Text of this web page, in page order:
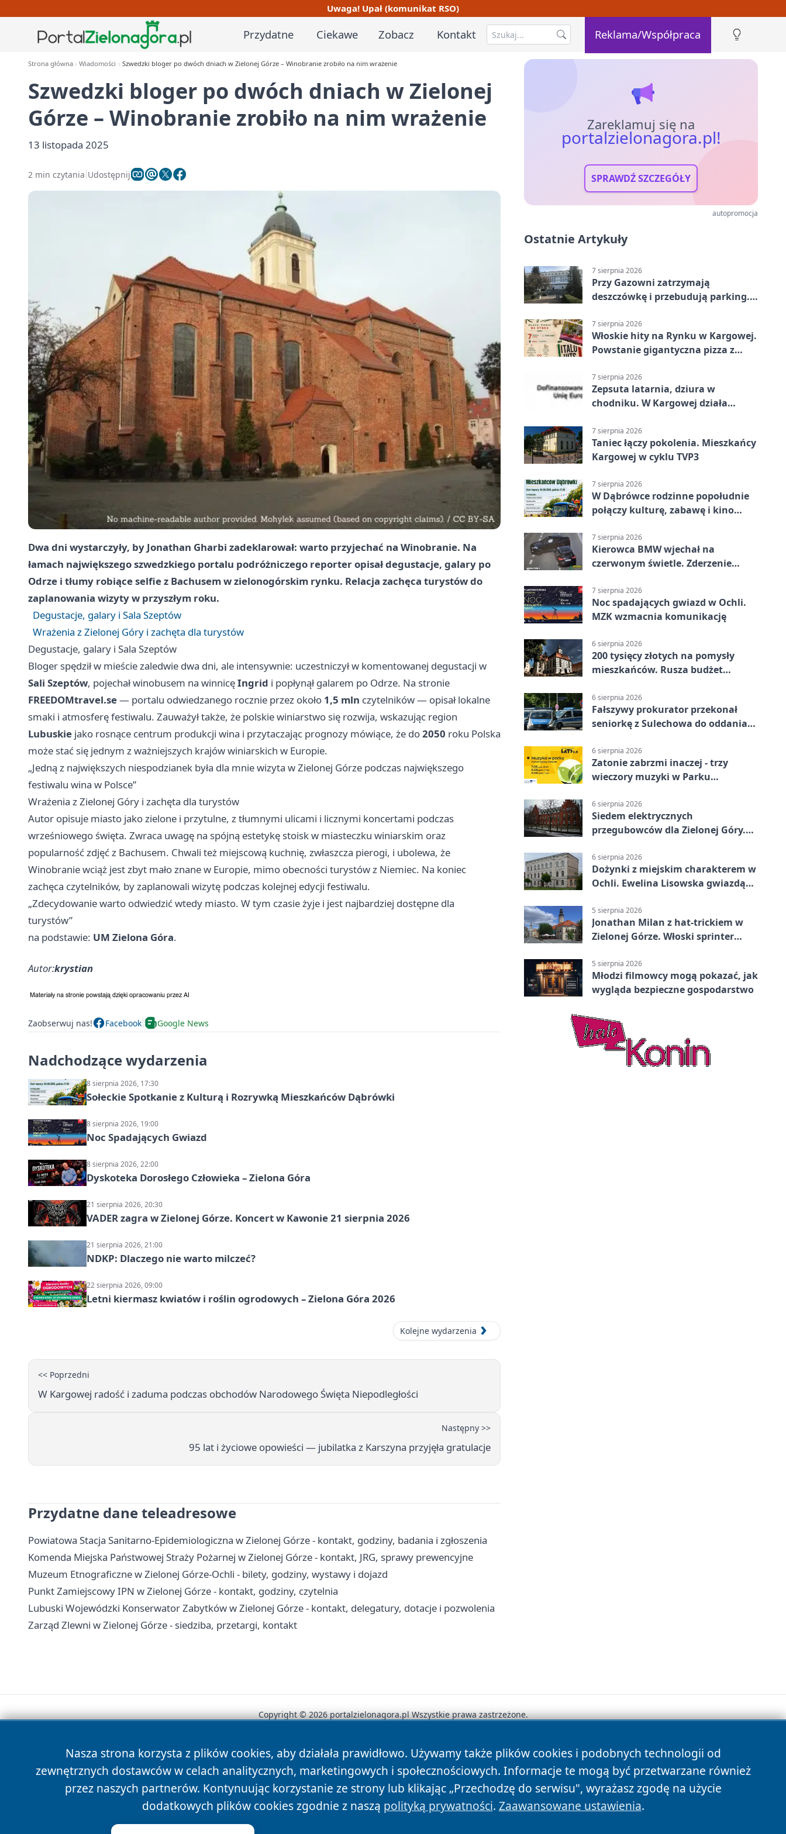
Uwaga! Upał (komunikat RSO)
Przydatne Ciekawe Zobacz Kontakt Reklama/Współpraca
Strona główna Wiadomości Szwedzki bloger po dwóch dniach w Zielonej Górze – Winobranie zrobiło na nim wrażenie
Szwedzki bloger po dwóch dniach w Zielonej
Górze – Winobranie zrobiło na nim wrażenie
13 listopada 2025
2 min czytania Udostępnij
Dwa dni wystarczyły, by Jonathan Gharbi zadeklarował: warto przyjechać na Winobranie. Na
łamach największego szwedzkiego portalu podróżniczego reporter opisał degustacje, galary po
Odrze i tłumy robiące selfie z Bachusem w zielonogórskim rynku. Relacja zachęca turystów do
zaplanowania wizyty w przyszłym roku.
Degustacje, galary i Sala Szeptów
Wrażenia z Zielonej Góry i zachęta dla turystów
Degustacje, galary i Sala Szeptów
Bloger spędził w mieście zaledwie dwa dni, ale intensywnie: uczestniczył w komentowanej degustacji w
Sali Szeptów, pojechał winobusem na winnicęIngrid i popłynął galarem po Odrze. Na stronie
FREEDOMtravel.se— portalu odwiedzanego rocznie przez około 1,5 mln czytelników — opisał lokalne
smaki i atmosferę festiwalu. Zauważył także, że polskie winiarstwo się rozwija, wskazując region
Lubuskie jako rosnące centrum produkcji wina i przytaczając prognozy mówiące, że do2050 roku Polska
może stać się jednym z ważniejszych krajów winiarskich w Europie.
„Jedną z największych niespodzianek była dla mnie wizyta w Zielonej Górze podczas największego
festiwalu wina w Polsce”
Wrażenia z Zielonej Góry i zachęta dla turystów
Autor opisuje miasto jako zielone i przytulne, z tłumnymi ulicami i licznymi koncertami podczas
wrześniowego święta. Zwraca uwagę na spójną estetykę stoisk w miasteczku winiarskim oraz
popularność zdjęć z Bachusem. Chwali też miejscową kuchnię, zwłaszcza pierogi, i ubolewa, że
Winobranie wciąż jest zbyt mało znane w Europie, mimo obecności turystów z Niemiec. Na koniec
zachęca czytelników, by zaplanowali wizytę podczas kolejnej edycji festiwalu.
„Zdecydowanie warto odwiedzić wtedy miasto. W tym czasie żyje i jest najbardziej dostępne dla
turystów”
na podstawie: UM Zielona Góra.
Autor:krystian
Zaobserwuj nas! Facebook Google News
Nadchodzące wydarzenia
8 sierpnia 2026, 17:30
Sołeckie Spotkanie z Kulturą i Rozrywką Mieszkańców Dąbrówki
8 sierpnia 2026, 19:00
Noc Spadających Gwiazd
8 sierpnia 2026, 22:00
Dyskoteka Dorosłego Człowieka – Zielona Góra
21 sierpnia 2026, 20:30
VADER zagra w Zielonej Górze. Koncert w Kawonie 21 sierpnia 2026
21 sierpnia 2026, 21:00
NDKP: Dlaczego nie warto milczeć?
22 sierpnia 2026, 09:00
Letni kiermasz kwiatów i roślin ogrodowych – Zielona Góra 2026
Kolejne wydarzenia
<< Poprzedni
W Kargowej radość i zaduma podczas obchodów Narodowego Święta Niepodległości
Następny >>
95 lat i życiowe opowieści — jubilatka z Karszyna przyjęła gratulacje
Przydatne dane teleadresowe
Powiatowa Stacja Sanitarno-Epidemiologiczna w Zielonej Górze - kontakt, godziny, badania i zgłoszenia
Komenda Miejska Państwowej Straży Pożarnej w Zielonej Górze - kontakt, JRG, sprawy prewencyjne
Muzeum Etnograficzne w Zielonej Górze-Ochli - bilety, godziny, wystawy i dojazd
Punkt Zamiejscowy IPN w Zielonej Górze - kontakt, godziny, czytelnia
Lubuski Wojewódzki Konserwator Zabytków w Zielonej Górze - kontakt, delegatury, dotacje i pozwolenia
Zarząd Zlewni w Zielonej Górze - siedziba, przetargi, kontakt
Zareklamuj się na
portalzielonagora.pl!
SPRAWDŹ SZCZEGÓŁY
autopromocja
Ostatnie Artykuły
7 sierpnia 2026
Przy Gazowni zatrzymają
deszczówkę i przebudują parking.
7 sierpnia 2026
Włoskie hity na Rynku w Kargowej.
Powstanie gigantyczna pizza z
7 sierpnia 2026
Zepsuta latarnia, dziura w
chodniku. W Kargowej działa
7 sierpnia 2026
Taniec łączy pokolenia. Mieszkańcy
Kargowej w cyklu TVP3
7 sierpnia 2026
W Dąbrówce rodzinne popołudnie
połączy kulturę, zabawę i kino
7 sierpnia 2026
Kierowca BMW wjechał na
czerwonym świetle. Zderzenie
7 sierpnia 2026
Noc spadających gwiazd w Ochli.
MZK wzmacnia komunikację
6 sierpnia 2026
200 tysięcy złotych na pomysły
mieszkańców. Rusza budżet
6 sierpnia 2026
Fałszywy prokurator przekonał
seniorkę z Sulechowa do oddania
6 sierpnia 2026
Zatonie zabrzmi inaczej - trzy
wieczory muzyki w Parku
6 sierpnia 2026
Siedem elektrycznych
przegubowców dla Zielonej Góry.
6 sierpnia 2026
Dożynki z miejskim charakterem w
Ochli. Ewelina Lisowska gwiazdą
5 sierpnia 2026
Jonathan Milan z hat-trickiem w
Zielonej Górze. Włoski sprinter
5 sierpnia 2026
Młodzi filmowcy mogą pokazać, jak
wygląda bezpieczne gospodarstwo
Nasza strona korzysta z plików cookies, aby działała prawidłowo. Używamy także plików cookies i podobnych technologii od
zewnętrznych dostawców w celach analitycznych, marketingowych i społecznościowych. Informacje te mogą być przetwarzane również
przez naszych partnerów. Kontynuując korzystanie ze strony lub klikając „Przechodzę do serwisu", wyrażasz zgodę na użycie
dodatkowych plików cookies zgodnie z naszą polityką prywatności. Zaawansowane ustawienia.
Copyright © 2026 portalzielonagora.pl Wszystkie prawa zastrzeżone.
News Autorzy Polityka Prywatności Polityka Cookies